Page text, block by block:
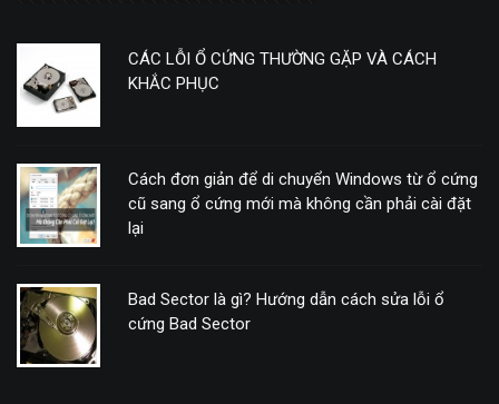
CÁC LỖI Ổ CỨNG THƯỜNG GẶP VÀ CÁCH
KHẮC PHỤC
Cách đơn giản để di chuyển Windows từ ổ cứng
cũ sang ổ cứng mới mà không cần phải cài đặt
lại
Bad Sector là gì? Hướng dẫn cách sửa lỗi ổ
cứng Bad Sector